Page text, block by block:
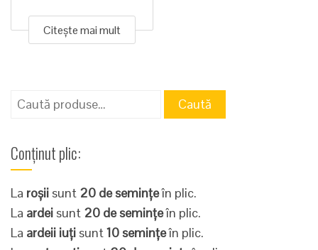
Citește mai mult
Caută
Caută
Conținut plic:
La roșii sunt 20 de semințeîn plic.
La ardei sunt 20 de semințeîn plic.
La ardeii iuți sunt10 semințeîn plic.